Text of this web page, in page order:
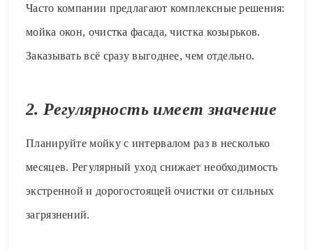
Часто компании предлагают комплексные решения:
мойка окон, очистка фасада, чистка козырьков.
Заказывать всё сразу выгоднее, чем отдельно.
2. Регулярность имеет значение
Планируйте мойку с интервалом раз в несколько
месяцев. Регулярный уход снижает необходимость
экстренной и дорогостоящей очистки от сильных
загрязнений.